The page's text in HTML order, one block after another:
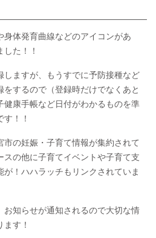
身体発育曲線などのアイコンがあ
た！！
しますが、もうすでに予防接種など
するので（登録時だけでなくあと
健康手帳など日付がわかるものを準
！！
の妊娠・子育て情報が集約されて
スの他に子育てイベントや子育て支
！ハハラッチもリンクされていま
お知らせが通知されるので大切な情
す！